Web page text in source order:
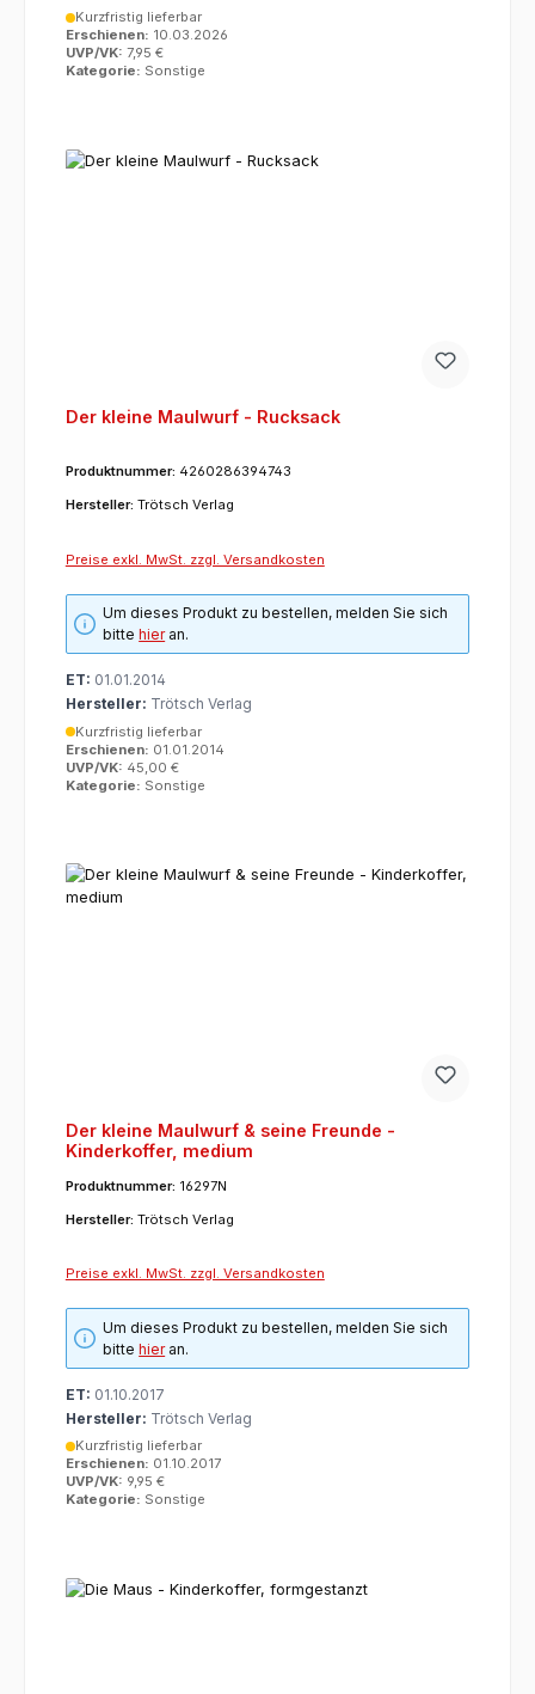
Kurzfristig lieferbar
Erschienen: 10.03.2026
UVP/VK: 7,95 €
Kategorie: Sonstige
Der kleine Maulwurf - Rucksack
Produktnummer: 4260286394743
Hersteller: Trötsch Verlag
Preise exkl. MwSt. zzgl. Versandkosten
Um dieses Produkt zu bestellen, melden Sie sich
bittehieran.
ET: 01.01.2014
Hersteller: Trötsch Verlag
Kurzfristig lieferbar
Erschienen: 01.01.2014
UVP/VK: 45,00 €
Kategorie: Sonstige
Der kleine Maulwurf & seine Freunde -
Kinderkoffer, medium
Produktnummer: 16297N
Hersteller: Trötsch Verlag
Preise exkl. MwSt. zzgl. Versandkosten
Um dieses Produkt zu bestellen, melden Sie sich
bittehieran.
ET: 01.10.2017
Hersteller: Trötsch Verlag
Kurzfristig lieferbar
Erschienen: 01.10.2017
UVP/VK: 9,95 €
Kategorie: Sonstige